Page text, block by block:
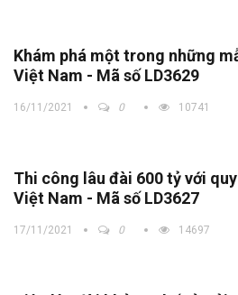
Khám phá một trong những
Việt Nam - Mã số LD3629
16/11/2021 0 10741
Thi công lâu đài 600 tỷ với
Việt Nam - Mã số LD3627
17/11/2021 0 14697